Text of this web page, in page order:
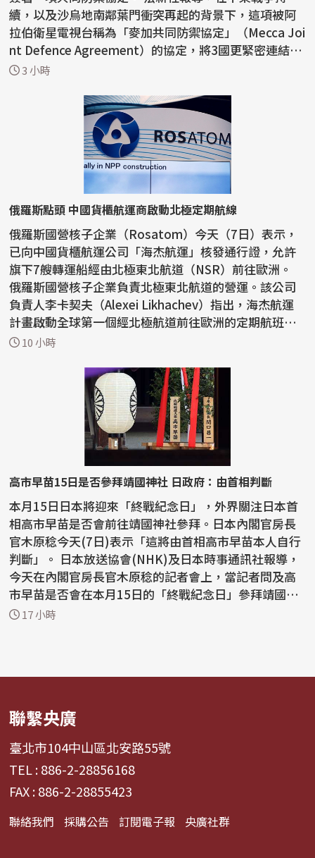
續，以及沙烏地南鄰葉門衝突再起的背景下，這項被阿
拉伯衛星電視台稱為「麥加共同防禦協定」（Mecca Joi
nt Defence Agreement）的協定，將3國更緊密連結在
一起...
3 小時
俄羅斯點頭 中國貨櫃航運商啟動北極定期航線
俄羅斯國營核子企業（Rosatom）今天（7日）表示，
已向中國貨櫃航運公司「海杰航運」核發通行證，允許
旗下7艘轉運船經由北極東北航道（NSR）前往歐洲。
俄羅斯國營核子企業負責北極東北航道的營運。該公司
負責人李卡契夫（Alexei Likhachev）指出，海杰航運
計畫啟動全球第一個經北極航道前往歐洲的定期航班。
李卡契...
10 小時
高市早苗15日是否參拜靖國神社 日政府：由首相判斷
本月15日日本將迎來「終戰紀念日」，外界關注日本首
相高市早苗是否會前往靖國神社參拜。日本內閣官房長
官木原稔今天(7日)表示「這將由首相高市早苗本人自行
判斷」。 日本放送協會(NHK)及日本時事通訊社報導，
今天在內閣官房長官木原稔的記者會上，當記者問及高
市早苗是否會在本月15日的「終戰紀念日」參拜靖國神
社，...
17 小時
聯繫央廣
臺北市104中山區北安路55號
TEL : 886-2-28856168
FAX : 886-2-28855423
聯絡我們 採購公告 訂閱電子報 央廣社群